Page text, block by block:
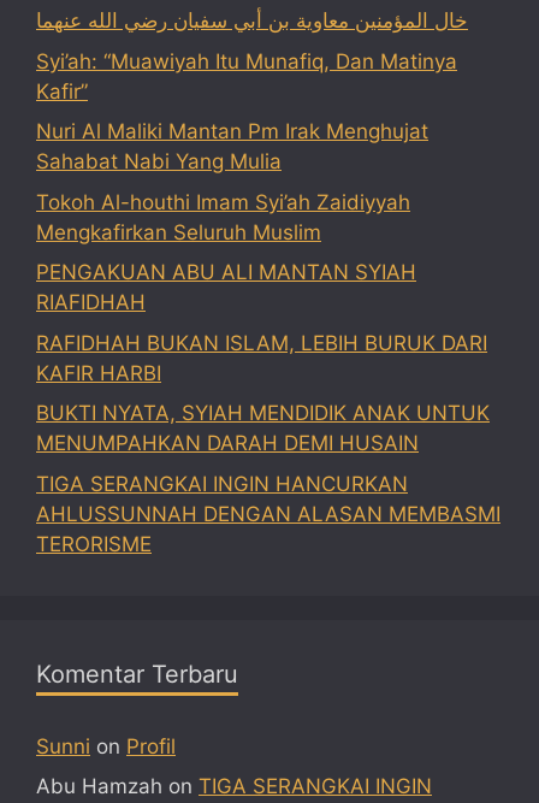
خال المؤمنين معاوية بن أبي سفيان رضي الله عنهما
Syi’ah: “Muawiyah Itu Munafiq, Dan Matinya
Kafir”
Nuri Al Maliki Mantan Pm Irak Menghujat
Sahabat Nabi Yang Mulia
Tokoh Al-houthi Imam Syi’ah Zaidiyyah
Mengkafirkan Seluruh Muslim
PENGAKUAN ABU ALI MANTAN SYIAH
RIAFIDHAH
RAFIDHAH BUKAN ISLAM, LEBIH BURUK DARI
KAFIR HARBI
BUKTI NYATA, SYIAH MENDIDIK ANAK UNTUK
MENUMPAHKAN DARAH DEMI HUSAIN
TIGA SERANGKAI INGIN HANCURKAN
AHLUSSUNNAH DENGAN ALASAN MEMBASMI
TERORISME
Komentar Terbaru
Sunni on Profil
Abu Hamzah on TIGA SERANGKAI INGIN